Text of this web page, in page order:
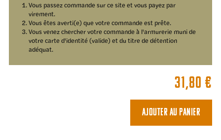
Vous passez commande sur ce site et vous payez par
virement.
Vous êtes averti(e) que votre commande est prête.
Vous venez chercher votre commande à l'armurerie muni de
votre carte d'identité (valide) et du titre de détention
adéquat.
31,80€
Ajouter au panier